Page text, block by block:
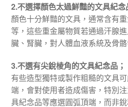
2.不選擇顏色太過鮮豔的文具紀念
顏色十分鮮豔的文具，通常含有
等，這些重金屬物質若通過汗腺
臟、腎臟，對人體血液系統及骨
3.不選有尖銳棱角的文具紀念品；
有些造型獨特或製作粗糙的文具
端，會對使用者造成傷害，特別
具紀念品等應選圓弧頂端，而非